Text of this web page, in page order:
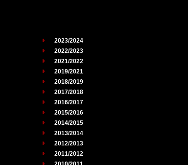
2023/2024
2022/2023
2021/2022
2019/2021
2018/2019
2017/2018
2016/2017
2015/2016
2014/2015
2013/2014
2012/2013
2011/2012